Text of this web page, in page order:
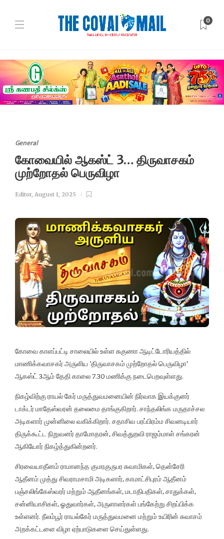
0
General
கோவையில் ஆகஸ்ட் 3… திருவாசகம்
முற்றோதல் பெருவிழா
Editor, August 1, 2025
கோவை காளப்பட்டி சாலையில் உள்ள சுகுணா ஆடிட்டோரியத்தில்
மாணிக்கவாசகர் அருளிய ‘திருவாசகம் முற்றோதல் பெருவிழா’
ஆகஸ்ட் 3ஆம் தேதி காலை 7.30 மணிக்கு நடைபெறவுள்ளது.
நிகழ்விற்கு ராயல் கேர் மருத்துவமனையின் நிர்வாக இயக்குனர்
டாக்டர் மாதேஸ்வரன் தலைமை தாங்குகிறார். சாந்தலிங்க மருதாச்சல
அடிகளார் முன்னிலை வகிக்கிறார். சதாசிவ பரப்பிரம்ம சிவனடியார்
திருக்கூட்ட நிறுவனர் தாமோதரன், சிவத்துறவி ராஜம்மாள் சங்கரன்
ஆகியோர் நிகழ்த்துகின்றனர்.
சிரவையாதீனம் ராமானந்த குமரகுருபர சுவாமிகள், தென்சேரி
ஆதீனம் முத்து சிவராமசாமி அடிகளார், காமாட்சிபுரம் ஆதீனம்
பஞ்சலிங்கேஸ்வரர் மற்றும் ஆதீனங்கள், மடாதிபதிகள், சாதுக்கள்,
சன்னியாசிகள், ஓதுவார்கள், அருளாளர்கள் பங்கேற்று சிறப்பிக்க
உள்ளனர். நீலம்பூர் ராயல்கேர் மருத்துவமனை மற்றும் உயிரின் சுவாசம்
அறக்கட்டளை விழா ஏற்பாடுகளை செய்துள்ளது.